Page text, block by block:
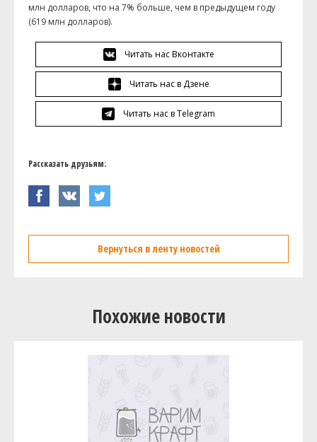
млн долларов, что на 7% больше, чем в предыдущем году
(619 млн долларов).
Читать нас Вконтакте
Читать нас в Дзене
Читать нас в Telegram
Рассказать друзьям:
Вернуться в ленту новостей
Похожие новости